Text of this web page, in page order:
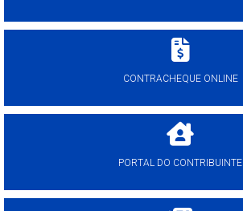
CONTRACHEQUE ONLINE
PORTAL DO CONTRIBUINTE